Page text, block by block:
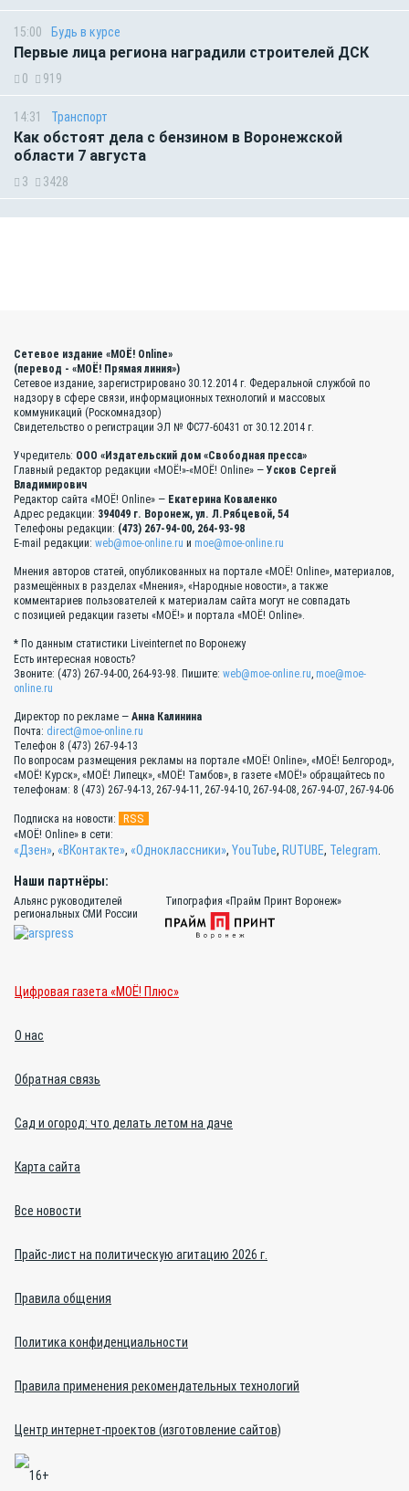
15:00 Будь в курсе
Первые лица региона наградили строителей ДСК
0 919
14:31 Транспорт
Как обстоят дела с бензином в Воронежской
области 7 августа
3 3428
Сетевое издание «МОЁ! Online»
(перевод - «МОЁ! Прямая линия»)
Сетевое издание, зарегистрировано 30.12.2014 г. Федеральной службой по
надзору в сфере связи, информационных технологий и массовых
коммуникаций (Роскомнадзор)
Свидетельство о регистрации ЭЛ № ФС77-60431 от 30.12.2014 г.
Учредитель: ООО «Издательский дом «Свободная пресса»
Главный редактор редакции «МОЁ!»-«МОЁ! Online» — Усков Сергей
Владимирович
Редактор сайта «МОЁ! Online» — Екатерина Коваленко
Адрес редакции: 394049 г. Воронеж, ул. Л.Рябцевой, 54
Телефоны редакции: (473) 267-94-00, 264-93-98
E-mail редакции: web@moe-online.ru и moe@moe-online.ru
Мнения авторов статей, опубликованных на портале «МОЁ! Online», материалов,
размещённых в разделах «Мнения», «Народные новости», а также
комментариев пользователей к материалам сайта могут не совпадать
с позицией редакции газеты «МОЁ!» и портала «МОЁ! Online».
* По данным статистики Liveinternet по Воронежу
Есть интересная новость?
Звоните: (473) 267-94-00, 264-93-98. Пишите: web@moe-online.ru, moe@moe-
online.ru
Директор по рекламе — Анна Калинина
Почта: direct@moe-online.ru
Телефон 8 (473) 267-94-13
По вопросам размещения рекламы на портале «МОЁ! Online», «МОЁ! Белгород»,
«МОЁ! Курск», «МОЁ! Липецк», «МОЁ! Тамбов», в газете «МОЁ!» обращайтесь по
телефонам: 8 (473) 267-94-13, 267-94-11, 267-94-10, 267-94-08, 267-94-07, 267-94-06
Подписка на новости: RSS
«МОЁ! Online» в сети:
«Дзен», «ВКонтакте», «Одноклассники», YouTube, RUTUBE, Telegram.
Наши партнёры:
Альянс руководителей
региональных СМИ России
Типография «Прайм Принт Воронеж»
Цифровая газета «МОЁ! Плюс»
О нас
Обратная связь
Сад и огород: что делать летом на даче
Карта сайта
Все новости
Прайс-лист на политическую агитацию 2026 г.
Правила общения
Политика конфиденциальности
Правила применения рекомендательных технологий
Центр интернет-проектов (изготовление сайтов)